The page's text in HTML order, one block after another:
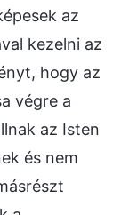
az
kezelni az
hogy az
végre a
az Isten
és nem